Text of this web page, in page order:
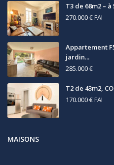
T3 de 68m2 –
270.000 €FAI
Appartement
jardin...
285.000 €
T2 de 43m2,
170.000 €FAI
MAISONS